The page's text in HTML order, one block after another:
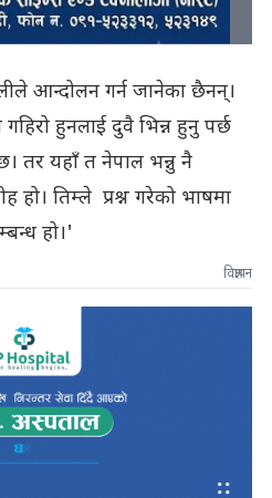
आन्दोलन गर्न जानेका छैनन्।
हुनलाई दुवै भिन्न हुनु पर्छ
तर यहाँ त नेपाल भन्नु नै
हो। तिम्ले प्रश्न गरेको भाषमा
हो।'
विज्ञापन